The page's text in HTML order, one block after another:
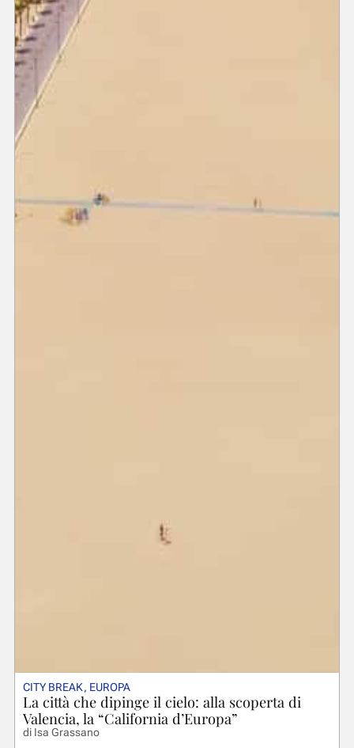
CITY BREAK, EUROPA
La città che dipinge il cielo: alla scoperta di
Valencia, la “California d’Europa”
diIsa Grassano